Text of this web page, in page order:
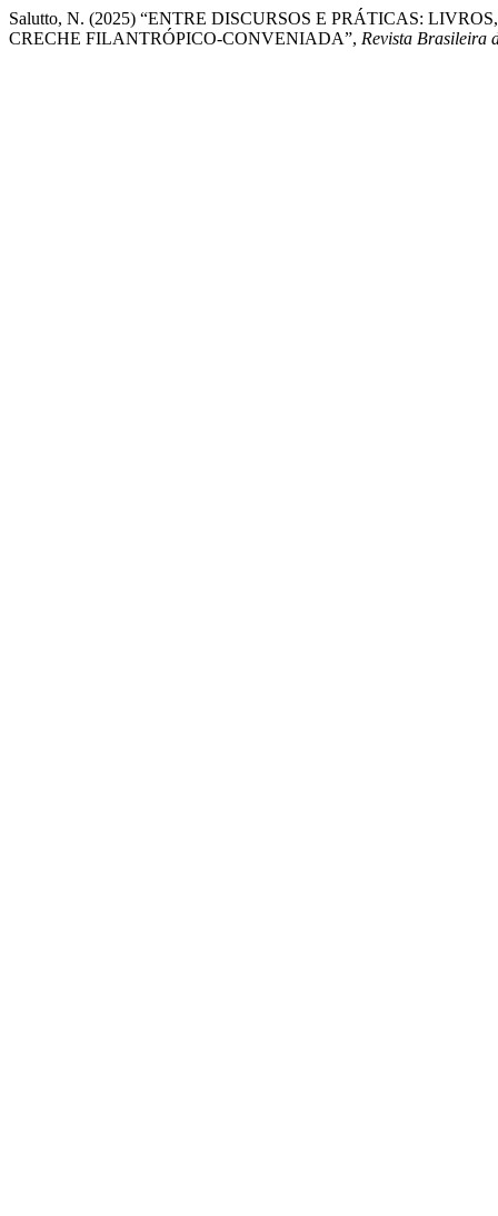
Salutto, N. (2025) “ENTRE DISCURSOS E PRÁTICAS:
CRECHE FILANTRÓPICO-CONVENIADA”, Revista Brasileira